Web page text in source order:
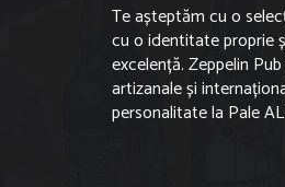
Te așteptăm cu o
cu o identitate proprie
excelență. Zeppelin
artizanale și
personalitate la Pale